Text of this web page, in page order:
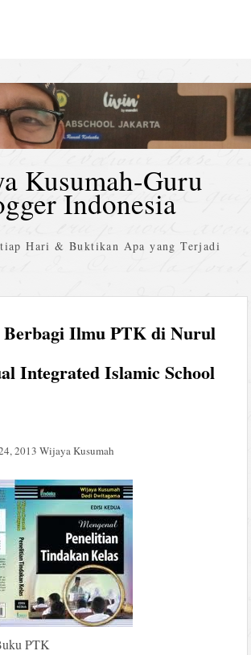
Kusumah-Guru
Indonesia
Hari & Buktikan Apa yang Terjadi
Berbagi Ilmu PTK di Nurul
Integrated Islamic School
2013 Wijaya Kusumah
PTK